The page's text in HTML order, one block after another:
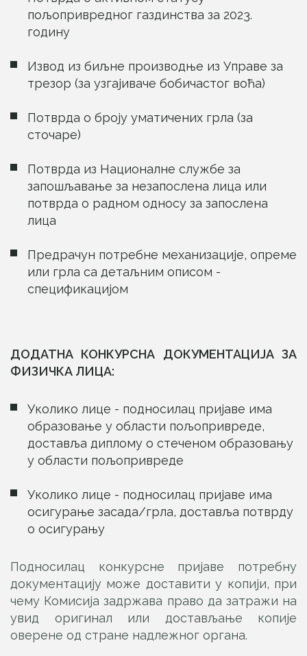
пољопривредног газдинства за 2023.
годину
Извод из биљне производње из Управе за
трезор (за узгајиваче бобичастог воћа)
Потврда о броју уматичених грла (за
сточаре)
Потврда из Националне службе за
запошљавање за незапослена лица или
потврда о радном односу за запослена
лица
Предрачун потребне механизације, опреме
или грла са детаљним описом -
спецификацијом
ДОДАТНА КОНКУРСНА ДОКУМЕНТАЦИЈА ЗА
ФИЗИЧКА ЛИЦА:
Уколико лице - подносилац пријаве има
образовање у области пољопривреде,
доставља диплому о стеченом образовању
у области пољопривреде
Уколико лице - подносилац пријаве има
осигурање засада/грла, доставља потврду
о осигурању
Подносилац конкурсне пријаве потребну
документацију може доставити у копији, при
чему Комисија задржава право да затражи на
увид оригинал или достављање копије
оверене од стране надлежног органа.